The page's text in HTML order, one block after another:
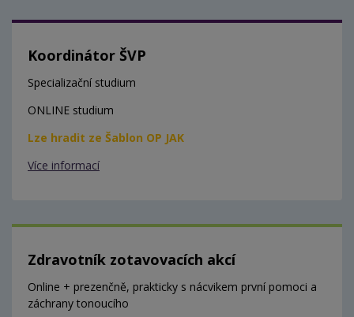
Koordinátor ŠVP
Specializační studium
ONLINE studium
Lze hradit ze Šablon OP JAK
Více informací
Zdravotník zotavovacích akcí
Online + prezenčně, prakticky s nácvikem první pomoci a
záchrany tonoucího